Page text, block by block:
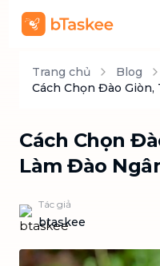
Trang chủ Blog
Cách Chọn Đào
Cách Chọn
Làm Đào
Tác giả
btaskee